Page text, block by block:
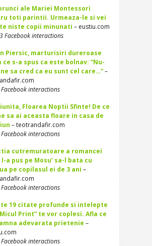
ale Mariei Montessori
toti parintii. Urmeaza-le si vei
niste copii minunati – eustiu.com
Facebook interactions
Piersic, marturisiri dureroase
ce s-a spus ca este bolnav: “Nu-
sa cred ca eu sunt cel care…”–
interactions
Floarea Noptii Sfinte! De ce
sa ai aceasta floare in casa de
– teotrandafir.com
interactions
cutremuratoare a romancei
a pus pe Mosu’ sa-l bata cu
pe copilasul ei de 3 ani –
interactions
19 citate profunde si intelepte
Print” te vor coplesi. Afla ce
adevarata prietenie –
interactions